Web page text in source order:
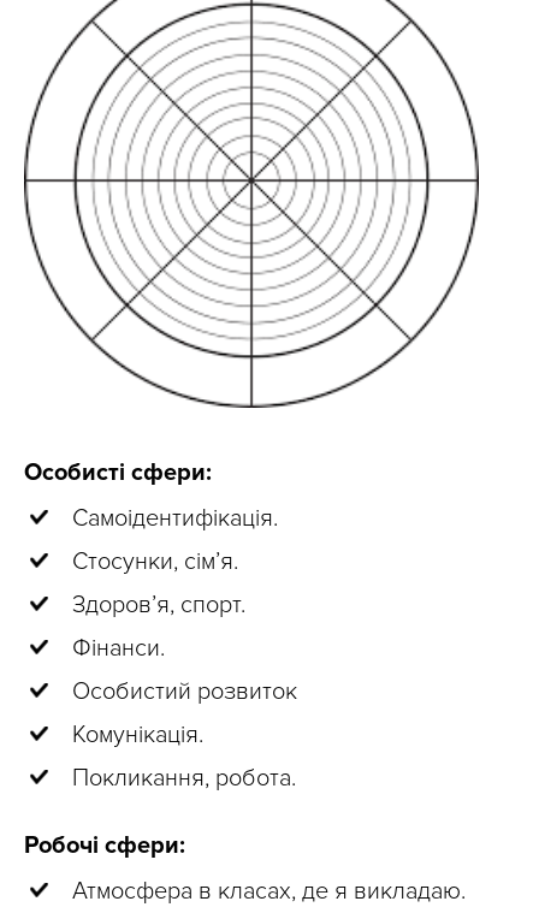
Особисті сфери:
Самоідентифікація.
Стосунки, сім’я.
Здоров’я, спорт.
Фінанси.
Особистий розвиток
Комунікація.
Покликання, робота.
Робочі сфери:
Атмосфера в класах, де я викладаю.